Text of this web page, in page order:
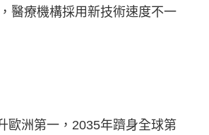
醫療機構採用新技術速度不一
歐洲第一，2035年躋身全球第